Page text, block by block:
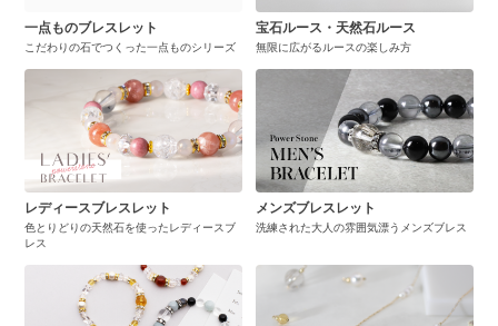
一点ものブレスレット
こだわりの石でつくった一点ものシリーズ
宝石ルース・天然石ルース
無限に広がるルースの楽しみ方
レディースブレスレット
色とりどりの天然石を使ったレディースブ
レス
メンズブレスレット
洗練された大人の雰囲気漂うメンズブレス